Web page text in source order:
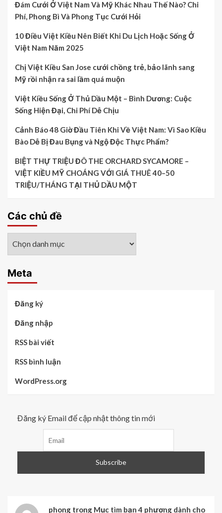
Đám Cưới Ở Việt Nam Và Mỹ Khác Nhau Thế Nào? Chi
Phí, Phong Bì Và Phong Tục Cưới Hỏi
10 Điều Việt Kiều Nên Biết Khi Du Lịch Hoặc Sống Ở
Việt Nam Năm 2025
Chị Việt Kiều San Jose cưới chồng trẻ, bảo lãnh sang
Mỹ rồi nhận ra sai lầm quá muộn
Việt Kiều Sống Ở Thủ Dầu Một – Bình Dương: Cuộc
Sống Hiện Đại, Chi Phí Dễ Chịu
Cảnh Báo 48 Giờ Đầu Tiên Khi Về Việt Nam: Vì Sao Kiều
Bào Dễ Bị Đau Bụng và Ngộ Độc Thực Phẩm?
BIỆT THỰ TRIỆU ĐÔ THE ORCHARD SYCAMORE –
VIỆT KIỀU MỸ CHOÁNG VỚI GIÁ THUÊ 40–50
TRIỆU/THÁNG TẠI THỦ DẦU MỘT
Các chủ đề
Meta
Đăng ký
Đăng nhập
RSS bài viết
RSS bình luận
WordPress.org
Đăng ký Email để cập nhật thông tin mới
phong trong Mục tìm bạn 4 phương dành cho